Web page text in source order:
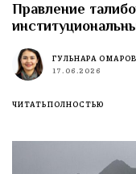
Правление
ГУЛЬНАРА
17.06.2026
ЧИТАТЬ ПОЛНОСТЬЮ